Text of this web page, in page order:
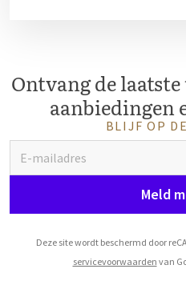
Ontvang de
aanbiedingen
BLIJF OP
Meld
Deze site wordt beschermd door
servicevoorwaarden van